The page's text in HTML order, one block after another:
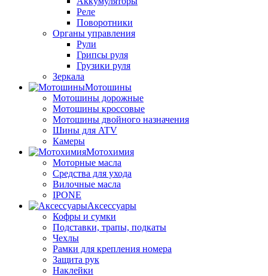
Реле
Поворотники
Органы управления
Рули
Грипсы руля
Грузики руля
Зеркала
Мотошины
Мотошины дорожные
Мотошины кроссовые
Мотошины двойного назначения
Шины для ATV
Камеры
Мотохимия
Моторные масла
Средства для ухода
Вилочные масла
IPONE
Аксессуары
Кофры и сумки
Подставки, трапы, подкаты
Чехлы
Рамки для крепления номера
Защита рук
Наклейки